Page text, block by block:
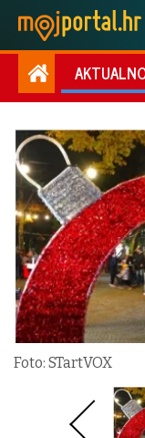
Foto: STartVOX